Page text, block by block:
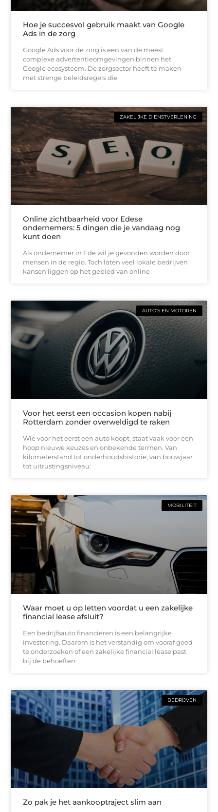
Hoe je succesvol gebruik maakt van Google
Ads in de zorg
Google Ads voor de zorg is een van de meest
complexe advertentieomgevingen binnen het
Google ecosysteem. De zorgsector heeft te maken
met strenge beleidsregels die
ZAKELIJKE DIENSTVERLENING
Online zichtbaarheid voor Edese
ondernemers: 5 dingen die je vandaag nog
kunt doen
Als ondernemer in Ede wil je gevonden worden door
mensen in de regio. Toch laten veel lokale bedrijven
kansen liggen op het gebied van online
AUTO'S EN MOTOREN
Voor het eerst een occasion kopen nabij
Rotterdam zonder overweldigd te raken
Wie voor het eerst een auto koopt, staat vaak voor een
hoop nieuwe keuzes en onbekende termen. Van
kilometerstand tot onderhoudshistorie, van bouwjaar
tot uitrustingsniveau:
MOBILITEIT
Waar moet u op letten voordat u een zakelijke
financial lease afsluit?
Een bedrijfsauto financieren is een belangrijke
investering. Daarom is het verstandig om vooraf goed
te onderzoeken of een zakelijke financial lease past
bij de behoeften
BEDRIJVEN
Zo pak je het aankooptraject slim aan